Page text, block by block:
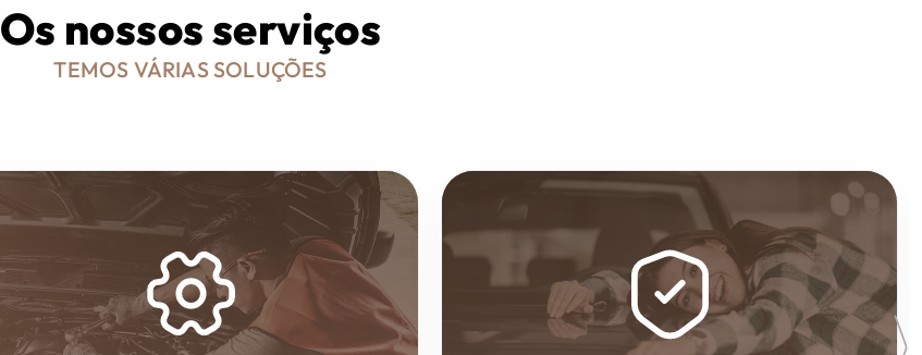
Os nossos serviços
TEMOS VÁRIAS SOLUÇÕES